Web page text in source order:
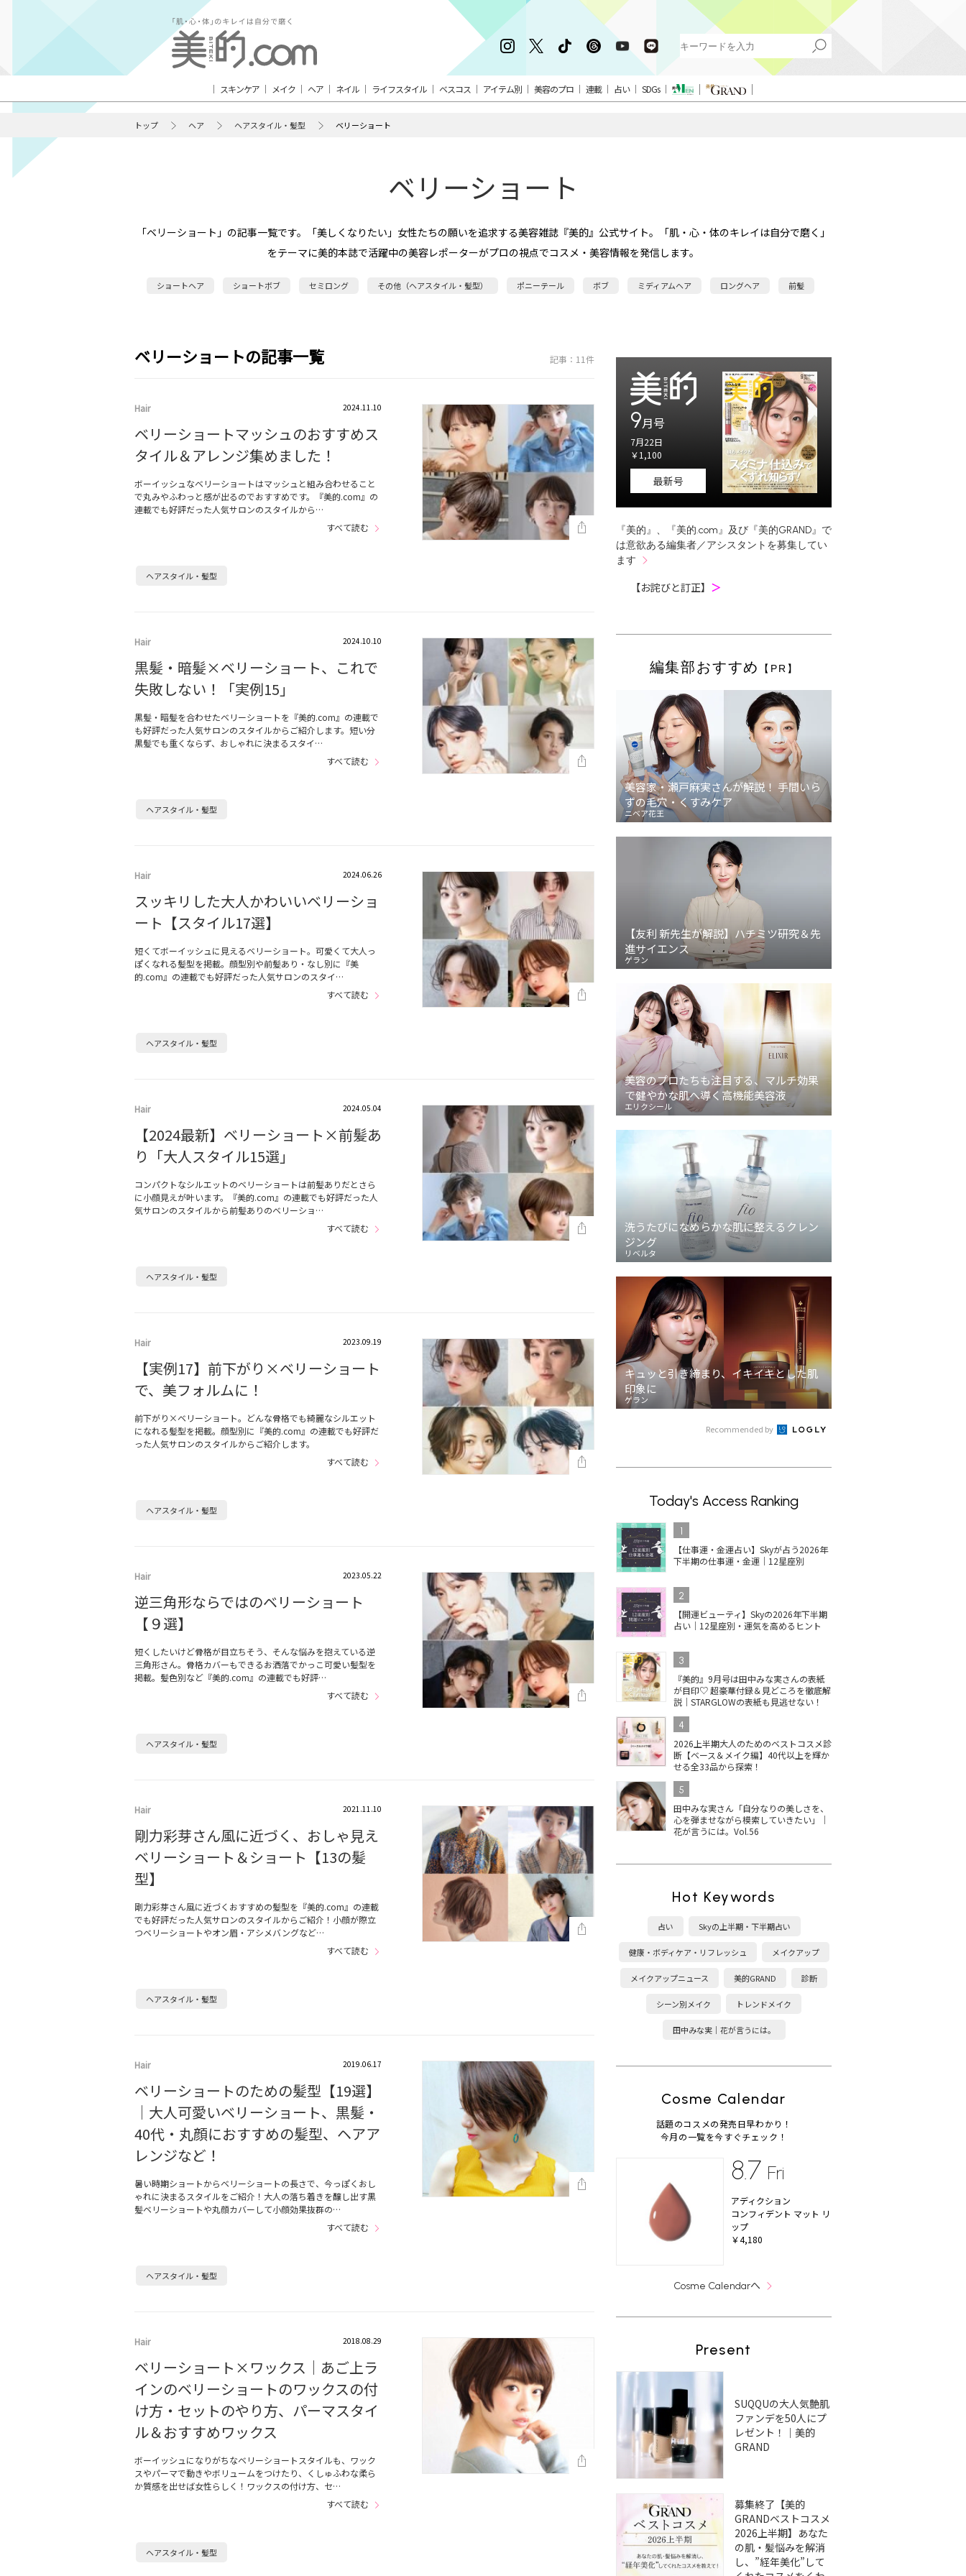
スキンケア メイク ヘア ネイル ライフスタイル ベスコス アイテム別 美容のプロ 連載 占い SDGs
トップ ヘア ヘアスタイル・髪型 ベリーショート
ベリーショート
「ベリーショート」の記事一覧です。「美しくなりたい」女性たちの願いを追求する美容雑誌『美的』公式サイト。「肌・心・体のキレイは自分で磨く」
をテーマに美的本誌で活躍中の美容レポーターがプロの視点でコスメ・美容情報を発信します。
ショートヘア ショートボブ セミロング その他（ヘアスタイル・髪型） ポニーテール ボブ ミディアムヘア ロングヘア 前髪
ベリーショートの記事一覧 記事：11件
Hair 2024.11.10
ベリーショートマッシュのおすすめス
タイル＆アレンジ集めました！
ボーイッシュなベリーショートはマッシュと組み合わせること
で丸みやふわっと感が出るのでおすすめです。『美的.com』の
連載でも好評だった人気サロンのスタイルから…
すべて読む
ヘアスタイル・髪型
Hair 2024.10.10
黒髪・暗髪×ベリーショート、これで
失敗しない！「実例15」
黒髪・暗髪を合わせたベリーショートを『美的.com』の連載で
も好評だった人気サロンのスタイルからご紹介します。短い分
黒髪でも重くならず、おしゃれに決まるスタイ…
すべて読む
ヘアスタイル・髪型
Hair 2024.06.26
スッキリした大人かわいいベリーショ
ート【スタイル17選】
短くてボーイッシュに見えるベリーショート。可愛くて大人っ
ぽくなれる髪型を掲載。顔型別や前髪あり・なし別に『美
的.com』の連載でも好評だった人気サロンのスタイ…
すべて読む
ヘアスタイル・髪型
Hair 2024.05.04
【2024最新】ベリーショート×前髪あ
り「大人スタイル15選」
コンパクトなシルエットのベリーショートは前髪ありだとさら
に小顔見えが叶います。『美的.com』の連載でも好評だった人
気サロンのスタイルから前髪ありのベリーショ…
すべて読む
ヘアスタイル・髪型
Hair 2023.09.19
【実例17】前下がり×ベリーショート
で、美フォルムに！
前下がり×ベリーショート。どんな骨格でも綺麗なシルエット
になれる髪型を掲載。顔型別に『美的.com』の連載でも好評だ
った人気サロンのスタイルからご紹介します。
すべて読む
ヘアスタイル・髪型
Hair 2023.05.22
逆三角形ならではのベリーショート
【９選】
短くしたいけど骨格が目立ちそう、そんな悩みを抱えている逆
三角形さん。骨格カバーもできるお洒落でかっこ可愛い髪型を
掲載。髪色別など『美的.com』の連載でも好評…
すべて読む
ヘアスタイル・髪型
Hair 2021.11.10
剛力彩芽さん風に近づく、おしゃ見え
ベリーショート＆ショート【13の髪
型】
剛力彩芽さん風に近づくおすすめの髪型を『美的.com』の連載
でも好評だった人気サロンのスタイルからご紹介！小顔が際立
つベリーショートやオン眉・アシメバングなど…
すべて読む
ヘアスタイル・髪型
Hair 2019.06.17
ベリーショートのための髪型【19選】
｜大人可愛いベリーショート、黒髪・
40代・丸顔におすすめの髪型、ヘアア
レンジなど！
暑い時期ショートからベリーショートの長さで、今っぽくおし
ゃれに決まるスタイルをご紹介！大人の落ち着きを醸し出す黒
髪ベリーショートや丸顔カバーして小顔効果抜群の…
すべて読む
ヘアスタイル・髪型
Hair 2018.08.29
ベリーショート×ワックス｜あご上ラ
インのベリーショートのワックスの付
け方・セットのやり方、パーマスタイ
ル＆おすすめワックス
ボーイッシュになりがちなベリーショートスタイルも、ワック
スやパーマで動きやボリュームをつけたり、くしゅふわな柔ら
か質感を出せば女性らしく！ワックスの付け方、セ…
すべて読む
ヘアスタイル・髪型
9月号
7月22日
￥1,100
最新号
『美的』、『美的.com』及び『美的GRAND』で
は意欲ある編集者／アシスタントを募集してい
ます
【お詫びと訂正】 ＞
編集部おすすめ 【PR】
美容家・瀬戸麻実さんが解説！ 手間いら
ずの毛穴・くすみケア
ニベア花王
【友利 新先生が解説】ハチミツ研究＆先
進サイエンス
ゲラン
美容のプロたちも注目する、マルチ効果
で健やかな肌へ導く高機能美容液
エリクシール
洗うたびになめらかな肌に整えるクレン
ジング
リベルタ
キュッと引き締まり、イキイキとした肌
印象に
ゲラン
Recommended by
Today's Access Ranking
1
【仕事運・金運占い】Skyが占う2026年
下半期の仕事運・金運｜12星座別
2
【開運ビューティ】Skyの2026年下半期
占い｜12星座別・運気を高めるヒント
3
『美的』9月号は田中みな実さんの表紙
が目印♡ 超豪華付録＆見どころを徹底解
説｜STARGLOWの表紙も見逃せない！
4
2026上半期大人のためのベストコスメ診
断【ベース＆メイク編】40代以上を輝か
せる全33品から探索！
5
田中みな実さん「自分なりの美しさを、
心を弾ませながら模索していきたい」｜
花が言うには。Vol.56
Hot Keywords
占い Skyの上半期・下半期占い
健康・ボディケア・リフレッシュ メイクアップ
メイクアップニュース 美的GRAND 診断
シーン別メイク トレンドメイク
田中みな実｜花が言うには。
Cosme Calendar
話題のコスメの発売日早わかり！
今月の一覧を今すぐチェック！
8.7 Fri
アディクション
コンフィデント マット リ
ップ
￥4,180
Cosme Calendarへ
Present
SUQQUの大人気艶肌
ファンデを50人にプ
レゼント！｜美的
GRAND
募集終了【美的
GRANDベストコスメ
2026上半期】あなた
の肌・髪悩みを解消
し、”経年美化”して